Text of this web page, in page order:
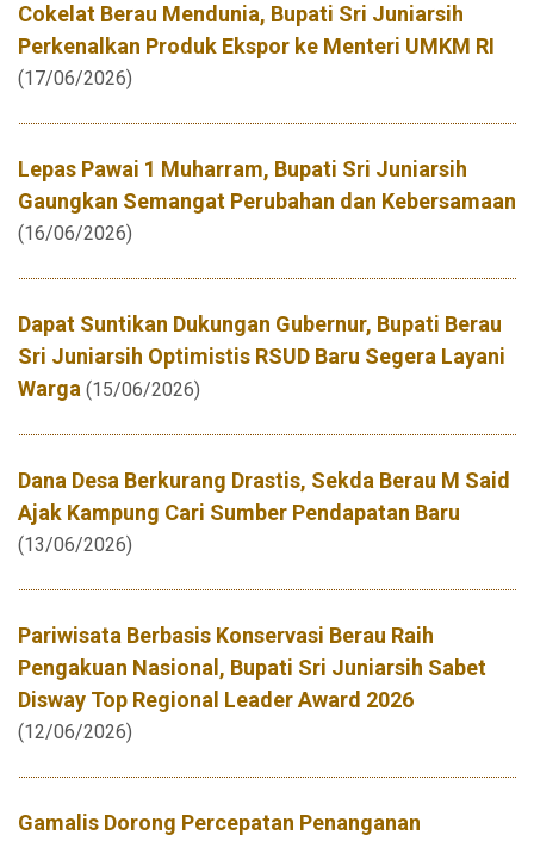
Cokelat Berau Mendunia, Bupati Sri Juniarsih
Perkenalkan Produk Ekspor ke Menteri UMKM RI
(17/06/2026)
Lepas Pawai 1 Muharram, Bupati Sri Juniarsih
Gaungkan Semangat Perubahan dan Kebersamaan
(16/06/2026)
Dapat Suntikan Dukungan Gubernur, Bupati Berau
Sri Juniarsih Optimistis RSUD Baru Segera Layani
Warga (15/06/2026)
Dana Desa Berkurang Drastis, Sekda Berau M Said
Ajak Kampung Cari Sumber Pendapatan Baru
(13/06/2026)
Pariwisata Berbasis Konservasi Berau Raih
Pengakuan Nasional, Bupati Sri Juniarsih Sabet
Disway Top Regional Leader Award 2026
(12/06/2026)
Gamalis Dorong Percepatan Penanganan